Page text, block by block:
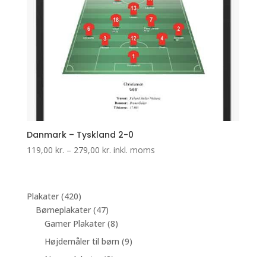
Danmark – Tyskland 2-0
119,00 kr. – 279,00 kr. Prisinterval:
inkl. moms
Plakater 420420
varer
Børneplakater 4747
varer
Gamer Plakater 88
varer
Højdemåler til børn 99